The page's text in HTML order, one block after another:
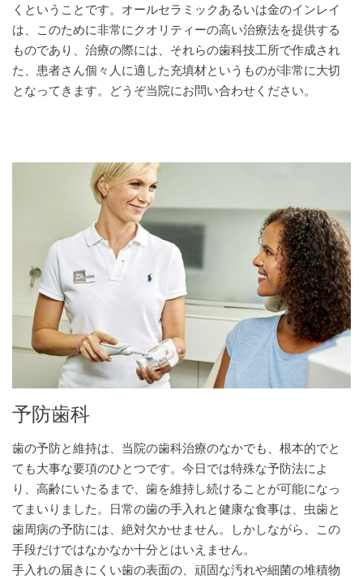
くということです。オールセラミックあるいは金のインレイ
は、このために非常にクオリティーの高い治療法を提供する
ものであり、治療の際には、それらの歯科技工所で作成され
た、患者さん個々人に適した充填材というものが非常に大切
となってきます。どうぞ当院にお問い合わせください。
予防歯科
歯の予防と維持は、当院の歯科治療のなかでも、根本的でと
ても大事な要項のひとつです。今日では特殊な予防法によ
り、高齢にいたるまで、歯を維持し続けることが可能になっ
てまいりました。日常の歯の手入れと健康な食事は、虫歯と
歯周病の予防には、絶対欠かせません。しかしながら、この
手段だけではなかなか十分とはいえません。
手入れの届きにくい歯の表面の、頑固な汚れや細菌の堆積物